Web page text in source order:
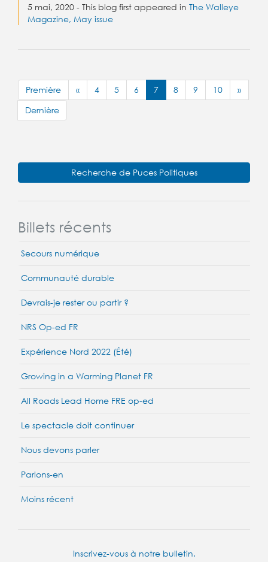
5 mai, 2020 - This blog first appeared in The Walleye
Magazine, May issue
Première « 4 5 6 7 8 9 10
»
Dernière
Recherche de Puces Politiques
Billets récents
Secours numérique
Communauté durable
Devrais-je rester ou partir ?
NRS Op-ed FR
Expérience Nord 2022 (Été)
Growing in a Warming Planet FR
All Roads Lead Home FRE op-ed
Le spectacle doit continuer
Nous devons parler
Parlons-en
Moins récent
Inscrivez-vous à notre bulletin.